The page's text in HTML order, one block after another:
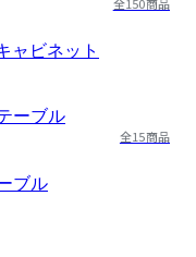
ャビネット
全15商品
ブル